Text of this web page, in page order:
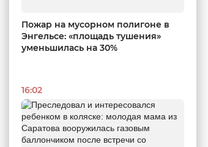
Пожар на мусорном полигоне в
Энгельсе: «площадь тушения»
уменьшилась на 30%
16:02